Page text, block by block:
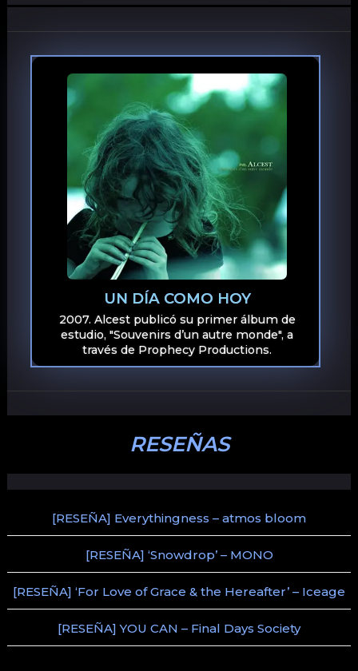
UN DÍA COMO HOY
2007. Alcest publicó su primer álbum de
estudio, "Souvenirs d’un autre monde", a
través de Prophecy Productions.
RESEÑAS
[RESEÑA] Everythingness – atmos bloom
[RESEÑA] ‘Snowdrop’ – MONO
[RESEÑA] ‘For Love of Grace & the Hereafter’ – Iceage
[RESEÑA] YOU CAN – Final Days Society